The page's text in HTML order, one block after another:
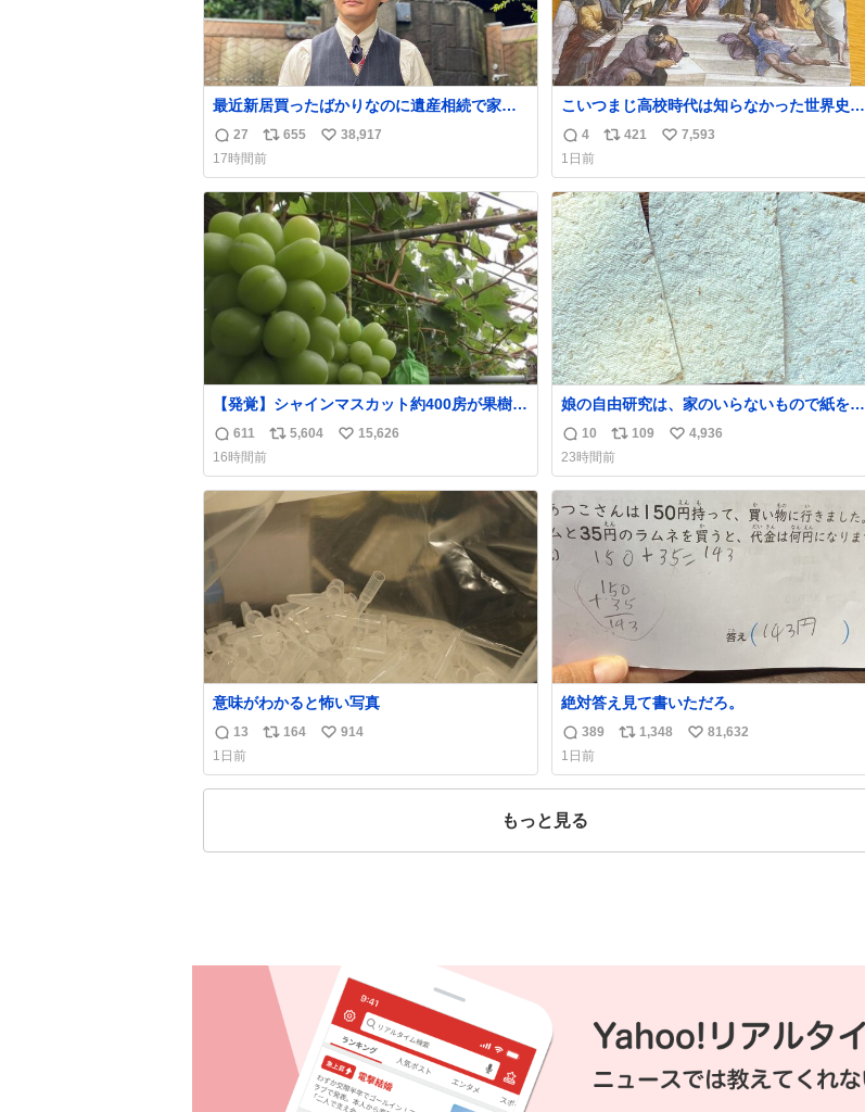
最近新居買ったばかりなのに遺産相続で家も
らっちゃった長男
返
信
数
27
リ
ポ
ス
ト
数
655
い
ね
数
38,917
17時間前
こいつまじ高校時代は知らなかった世界史が
溢れすぎてて𝑩𝑰𝑮 𝑳𝑶𝑽𝑬＿＿
返
信
数
4
リ
ス
ト
数
421
い
ね
数
7,593
1日前
【発覚】シャインマスカット約400房が果樹園
から盗まれる 栃木・佐野市
news.livedoor.com/article/detail… 被害に遭
った果樹園には防犯カメラなどはなく、シャ
インマスカットが盗まれた木には刃物などで
切られた跡が。市内で今年に入って同様の被
害は確認されておらず、警察はパトロールを
強化する。
返
信
数
611
リ
ス
ト
数
5,604
い
ね
数
15,626
16時間前
娘の自由研究は、家のいらないもので紙をつ
くる。 という事でわたしの使わないリードが
紙に変身しました😂
返
信
数
10
リ
ポ
ス
ト
数
109
い
ね
数
4,936
23時間前
意味がわかると怖い写真
返
信
数
13
リ
ス
164
い
ね
914
1日前
絶対答え見て書いただろ。
返
信
数
389
リ
ス
1,348
い
ね
81,632
1日前
もっと見る